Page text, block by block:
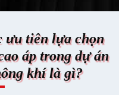
ưu tiên lựa chọn
áp trong dự án
khí là gì?